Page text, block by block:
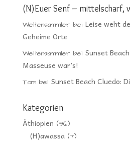
(N)Euer Senf – mittelscharf,
Weltensammlerbei Leise weht
Geheime Orte
Weltensammlerbei Sunset
Masseuse war’s!
Tombei Sunset Beach Cluedo:
Kategorien
Äthiopien (96)
(H)awassa(7)